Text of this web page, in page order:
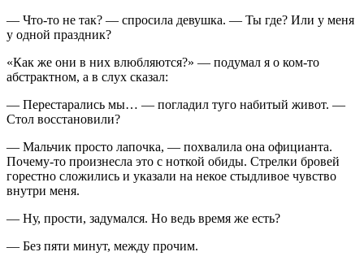
— Что-то не так? — спросила девушка. — Ты где? Или у меня
у одной праздник?
«Как же они в них влюбляются?» — подумал я о ком-то
абстрактном, а в слух сказал:
— Перестарались мы… — погладил туго набитый живот. —
Стол восстановили?
— Мальчик просто лапочка, — похвалила она официанта.
Почему-то произнесла это с ноткой обиды. Стрелки бровей
горестно сложились и указали на некое стыдливое чувство
внутри меня.
— Ну, прости, задумался. Но ведь время же есть?
— Без пяти минут, между прочим.